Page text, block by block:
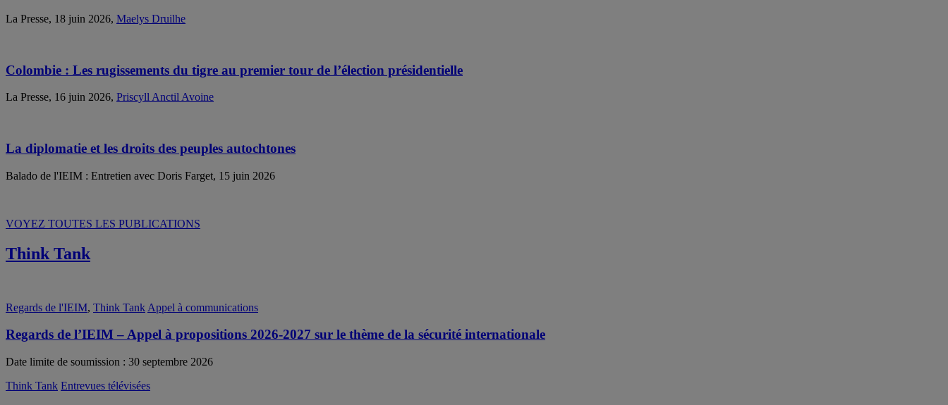
La Presse, 18 juin 2026, Maelys Druilhe
Colombie : Les rugissements du tigre au premier tour de l’élection présidentielle
La Presse, 16 juin 2026, Priscyll Anctil Avoine
La diplomatie et les droits des peuples autochtones
Balado de l'IEIM : Entretien avec Doris Farget, 15 juin 2026
VOYEZ TOUTES LES PUBLICATIONS
Think Tank
Regards de l'IEIM, Think Tank Appel à communications
Regards de l’IEIM – Appel à propositions 2026-2027 sur le thème de la sécurité internationale
Date limite de soumission : 30 septembre 2026
Think Tank Entrevues télévisées